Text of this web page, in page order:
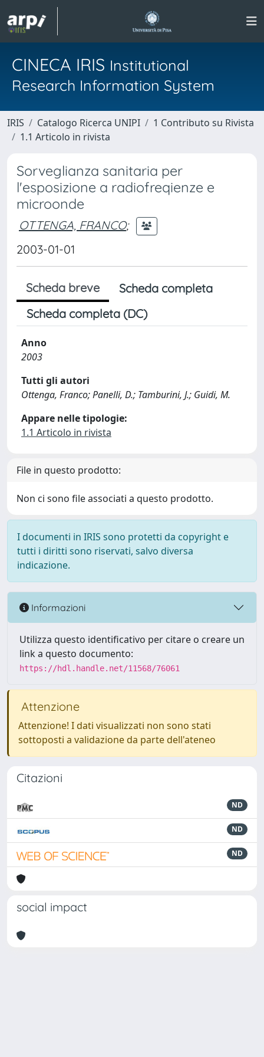
CINECA IRIS Institutional
Research Information System
IRIS Catalogo Ricerca UNIPI
1 Contributo su Rivista
1.1 Articolo in rivista
Sorveglianza sanitaria per
l'esposizione a radiofreqienze e
microonde
OTTENGA, FRANCO;
2003-01-01
Scheda breve
Scheda completa
Scheda completa (DC)
Anno
2003
Tutti gli autori
Ottenga, Franco; Panelli, D.; Tamburini, J.; Guidi, M.
Appare nelle tipologie:
1.1 Articolo in rivista
File in questo prodotto:
Non ci sono file associati a questo prodotto.
I documenti in IRIS sono protetti da copyright e
tutti i diritti sono riservati, salvo diversa
indicazione.
Informazioni
Utilizza questo identificativo per citare o creare un
link a questo documento:
https://hdl.handle.net/11568/76061
Attenzione
Attenzione! I dati visualizzati non sono stati
sottoposti a validazione da parte dell'ateneo
Citazioni
ND
ND
ND
social impact